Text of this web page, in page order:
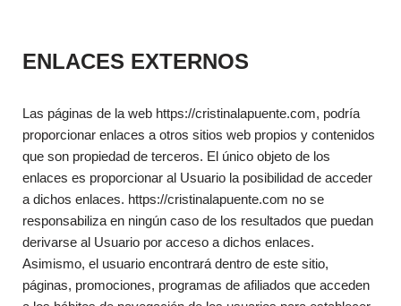
ENLACES EXTERNOS
Las páginas de la web https://cristinalapuente.com, podría
proporcionar enlaces a otros sitios web propios y contenidos
que son propiedad de terceros. El único objeto de los
enlaces es proporcionar al Usuario la posibilidad de acceder
a dichos enlaces. https://cristinalapuente.com no se
responsabiliza en ningún caso de los resultados que puedan
derivarse al Usuario por acceso a dichos enlaces.
Asimismo, el usuario encontrará dentro de este sitio,
páginas, promociones, programas de afiliados que acceden